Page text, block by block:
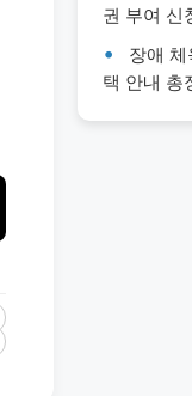
권 부여 신
장애
택 안내 총